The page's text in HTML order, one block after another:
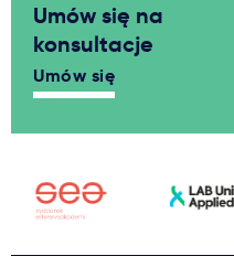
Umów się na
konsultacje
Umów się